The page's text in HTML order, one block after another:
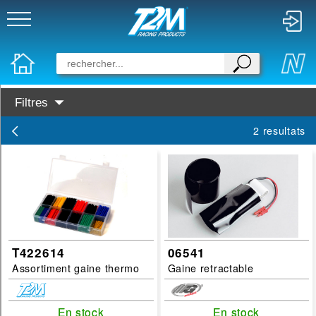
Filtres
carrosserie
Huile Graisse
pneu jante
Roulement
Outillage
Visserie
Colle
Peinture
2 resultats
T422614
Assortiment gaine thermo
En stock
En stock
06541
Gaine retractable
En stock
En stock